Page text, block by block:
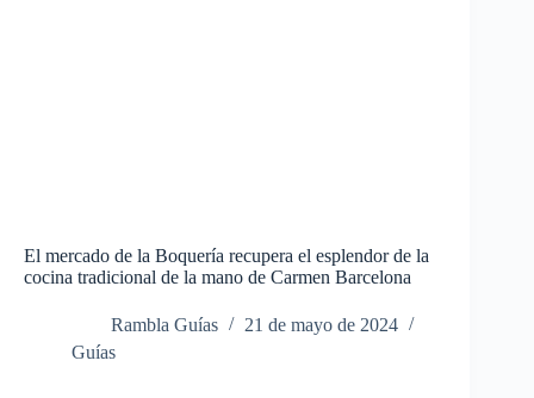
El mercado de la Boquería recupera el esplendor de la
cocina tradicional de la mano de Carmen Barcelona
Rambla Guías
21 de mayo de 2024
Guías